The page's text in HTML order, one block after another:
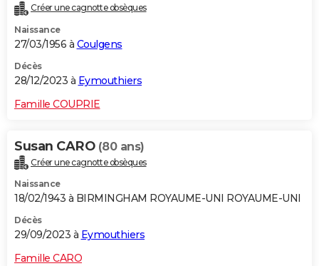
Créer une cagnotte obsèques
Naissance
27/03/1956 à Coulgens
Décès
28/12/2023 à Eymouthiers
Famille COUPRIE
Susan CARO (80 ans)
Créer une cagnotte obsèques
Naissance
18/02/1943 à BIRMINGHAM ROYAUME-UNI ROYAUME-UNI
Décès
29/09/2023 à Eymouthiers
Famille CARO